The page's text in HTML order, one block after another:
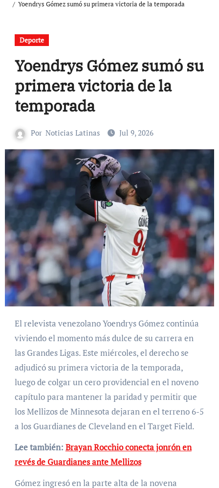
Yoendrys Gómez sumó su primera victoria de la temporada
Deporte
Yoendrys Gómez sumó su
primera victoria de la
temporada
Por Noticias Latinas Jul 9, 2026
El relevista venezolano Yoendrys Gómez continúa
viviendo el momento más dulce de su carrera en
las Grandes Ligas. Este miércoles, el derecho se
adjudicó su primera victoria de la temporada,
luego de colgar un cero providencial en el noveno
capítulo para mantener la paridad y permitir que
los Mellizos de Minnesota dejaran en el terreno 6-5
a los Guardianes de Cleveland en el Target Field.
Lee también: Brayan Rocchio conecta jonrón en
revés de Guardianes ante Mellizos
Gómez ingresó en la parte alta de la novena